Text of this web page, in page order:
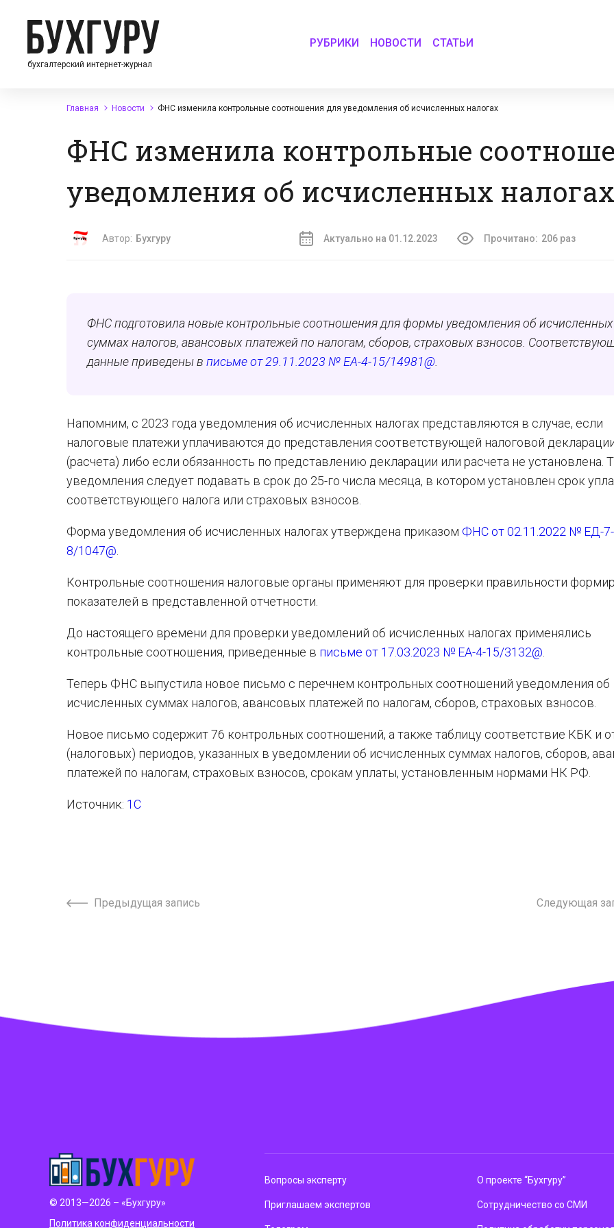
бухгалтерский интернет-журнал
РУБРИКИ НОВОСТИ СТАТЬИ
Главная Новости ФНС изменила контрольные соотношения для уведомления об исчисленных налогах
ФНС изменила контрольные
уведомления об исчисленных налогах
Автор: Бухгуру Актуально на 01.12.2023 Прочитано: 206 раз
ФНС подготовила новые контрольные соотношения для формы уведомления об исчисленных
суммах налогов, авансовых платежей по налогам, сборов, страховых взносов.
данные приведены в письме от 29.11.2023 № ЕА-4-15/14981@
Напомним, с 2023 года уведомления об исчисленных налогах представляются в случае, если
налоговые платежи уплачиваются до представления соответствующей налоговой
(расчета) либо если обязанность по представлению декларации или расчета не установлена.
уведомления следует подавать в срок до 25-го числа месяца, в котором установлен срок
соответствующего налога или страховых взносов.
Форма уведомления об исчисленных налогах утверждена приказом ФНС от 02.11.2022 № ЕД-7-
8/1047@
Контрольные соотношения налоговые органы применяют для проверки правильности
показателей в представленной отчетности.
До настоящего времени для проверки уведомлений об исчисленных налогах применялись
контрольные соотношения, приведенные в письме от 17.03.2023 № ЕА-4-15/3132@
Теперь ФНС выпустила новое письмо с перечнем контрольных соотношений уведомления об
исчисленных суммах налогов, авансовых платежей по налогам, сборов, страховых взносов.
Новое письмо содержит 76 контрольных соотношений, а также таблицу соответствие КБК и
(налоговых) периодов, указанных в уведомлении об исчисленных суммах налогов, сборов,
платежей по налогам, страховых взносов, срокам уплаты, установленным нормами НК РФ.
Источник: 1С
Предыдущая запись Следующая
© 2013—2026 – «Бухгуру»
Политика конфиденциальности
Вопросы эксперту
Приглашаем экспертов
О проекте “Бухгуру”
Сотрудничество со СМИ